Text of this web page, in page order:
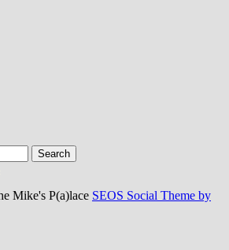
Mike's P(a)lace SEOS Social Theme by